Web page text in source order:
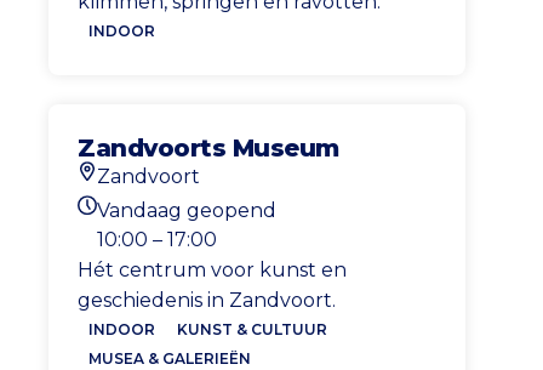
INDOOR
Zandvoorts Museum
Locatie
Zandvoort
Openingstijden vandaag
Vandaag geopend
10:00 – 17:00
Hét centrum voor kunst en
geschiedenis in Zandvoort.
INDOOR
KUNST & CULTUUR
MUSEA & GALERIEËN